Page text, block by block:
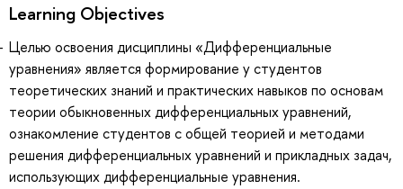
Learning Objectives
Целью освоения дисциплины «Дифференциальные
уравнения» является формирование у студентов
теоретических знаний и практических навыков по основам
теории обыкновенных дифференциальных уравнений,
ознакомление студентов c общей теорией и методами
решения дифференциальных уравнений и прикладных задач,
использующих дифференциальные уравнения.